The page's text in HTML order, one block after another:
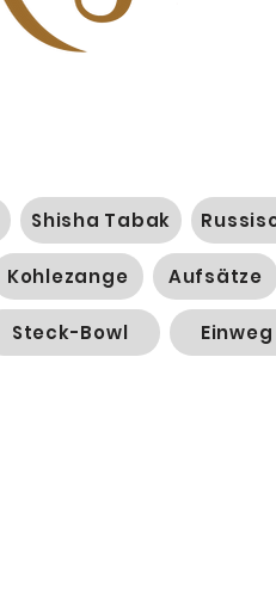
Shisha Tabak
Kohlezange Aufsätze
Steck-Bowl